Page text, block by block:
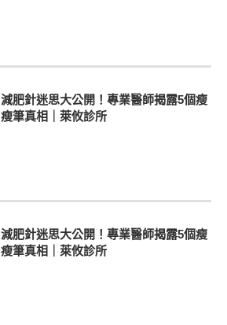
減肥針迷思大公開！專業醫師揭露5個瘦
瘦筆真相｜萊攸診所
減肥針迷思大公開！專業醫師揭露5個瘦
瘦筆真相｜萊攸診所